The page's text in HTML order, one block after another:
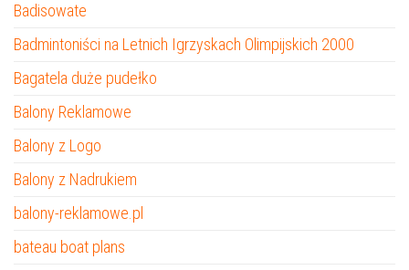
Badisowate
Badmintoniści na Letnich Igrzyskach Olimpijskich 2000
Bagatela duże pudełko
Balony Reklamowe
Balony z Logo
Balony z Nadrukiem
balony-reklamowe.pl
bateau boat plans